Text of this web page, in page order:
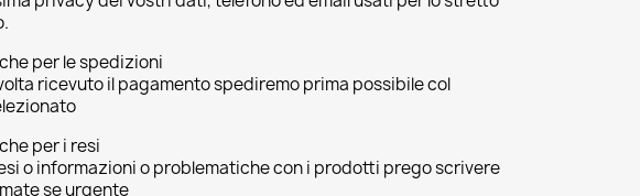
per le spedizioni
ricevuto il pagamento spediremo prima possibile col
per i resi
o informazioni o problematiche con i prodotti prego scrivere
se urgente